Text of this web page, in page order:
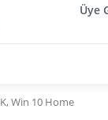
Üye
Win 10 Home